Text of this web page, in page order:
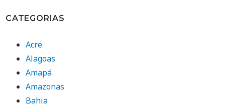
CATEGORIAS
Acre
Alagoas
Amapá
Amazonas
Bahia